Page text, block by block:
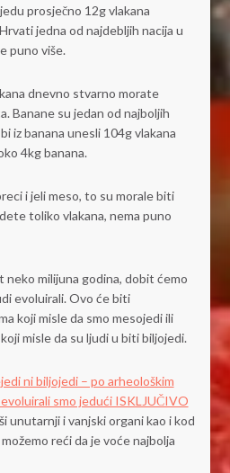
prosječno 12g vlakana
jedna od najdebljih nacija u
puno više.
dnevno stvarno morate
Banane su jedan od najboljih
iz banana unesli 104g vlakana
4kg banana.
i jeli meso, to su morale biti
toliko vlakana, nema puno
milijuna godina, dobit ćemo
evoluirali. Ovo će biti
koji misle da smo mesojedi ili
misle da su ljudi u biti biljojedi.
ni biljojedi – po arheološkim
evoluirali smo jedući ISKLJUČIVO
unutarnji i vanjski organi kao i kod
reći da je voće najbolja